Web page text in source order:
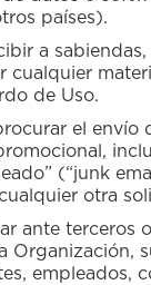
países).
a
cualquier
de Uso.
el envío
(“junk
otra
ante terceros
Organización,
empleados,